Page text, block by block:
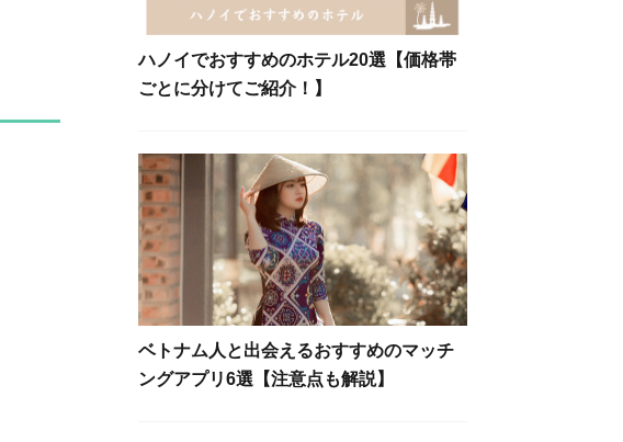
ハノイでおすすめのホテル20選【価格帯
ごとに分けてご紹介！】
ベトナム人と出会えるおすすめのマッチ
ングアプリ6選【注意点も解説】